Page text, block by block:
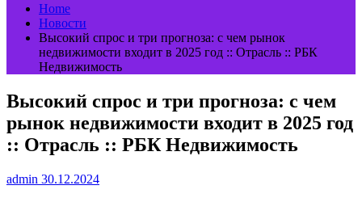
Home
Новости
Высокий спрос и три прогноза: с чем рынок
недвижимости входит в 2025 год :: Отрасль :: РБК
Недвижимость
Высокий спрос и три прогноза: с чем
рынок недвижимости входит в 2025 год
:: Отрасль :: РБК Недвижимость
admin 30.12.2024